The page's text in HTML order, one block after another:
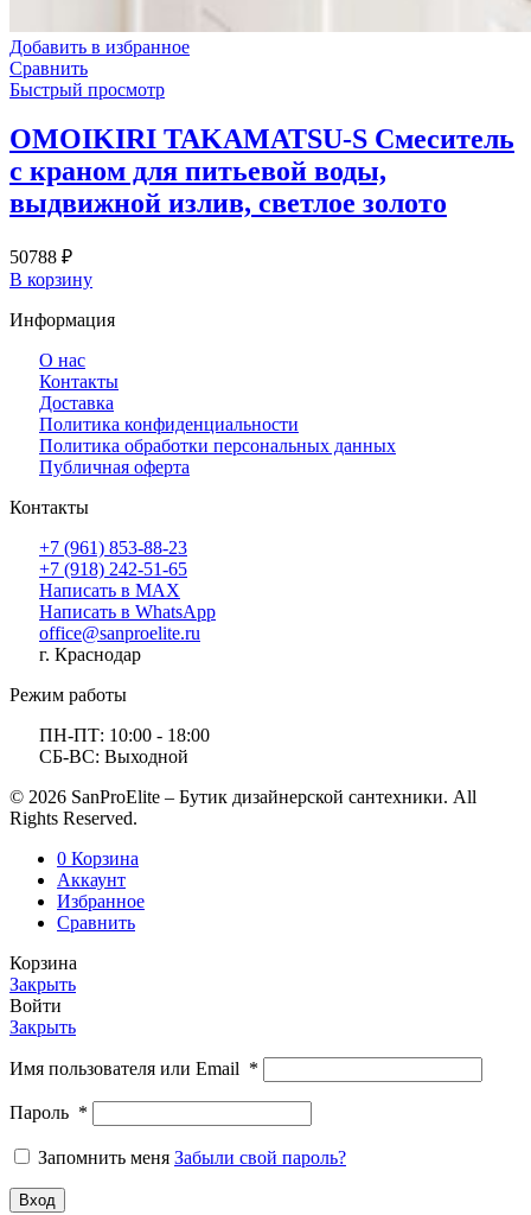
Добавить в избранное
Сравнить
Быстрый просмотр
OMOIKIRI TAKAMATSU-S Смеситель
с краном для питьевой воды,
выдвижной излив, светлое золото
50788 ₽
В корзину
Информация
О нас
Контакты
Доставка
Политика конфиденциальности
Политика обработки персональных данных
Публичная оферта
Контакты
+7 (961) 853-88-23
+7 (918) 242-51-65
Написать в MAX
Написать в WhatsApp
office@sanproelite.ru
г. Краснодар
Режим работы
ПН-ПТ: 10:00 - 18:00
СБ-ВС: Выходной
© 2026 SanProElite – Бутик дизайнерской сантехники. All
Rights Reserved.
0 Корзина
Аккаунт
Избранное
Сравнить
Корзина
Закрыть
Войти
Закрыть
Имя пользователя или Email *
Пароль *
Запомнить меня Забыли свой пароль?
Вход